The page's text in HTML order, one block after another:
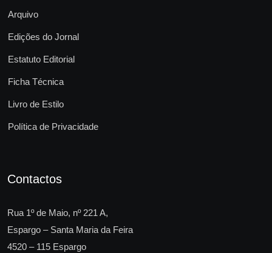
Arquivo
Edições do Jornal
Estatuto Editorial
Ficha Técnica
Livro de Estilo
Política de Privacidade
Contactos
Rua 1º de Maio, nº 221 A,
Espargo – Santa Maria da Feira
4520 – 115 Espargo